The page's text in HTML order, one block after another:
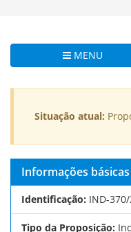
MENU
Situação atual:
Informações
Identificação: IND-
Tipo da Proposição: